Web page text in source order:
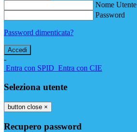
Nome Utente
Password
Password dimenticata?
-
Entra con SPID Entra con CIE
Seleziona utente
button close ×
Recupero password